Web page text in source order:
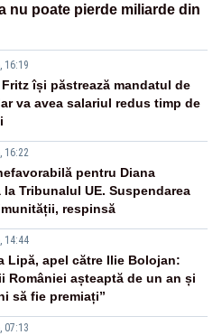
nu poate pierde miliarde din
16:19
își păstrează mandatul de
va avea salariul redus timp de
16:22
pentru Diana
la Tribunalul UE. Suspendarea
respinsă
14:44
Lipă, apel către Ilie Bolojan:
României așteaptă de un an și
să fie premiați”
07:13